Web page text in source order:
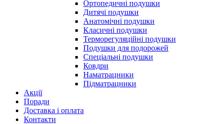
Ортопедичні подушки
Дитячі подушки
Анатомічні подушки
Класичні подушки
Терморегуляційні подушки
Подушки для подорожей
Спеціальні подушки
Ковдри
Наматрацники
Підматрацники
Акції
Поради
Доставка і оплата
Контакти